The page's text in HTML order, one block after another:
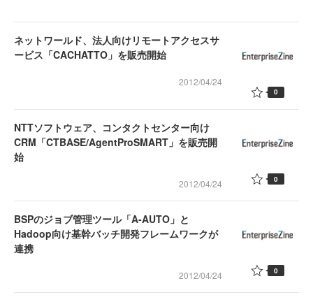
ネットワールド、法人向けリモートアクセスサ
ービス「CACHATTO」を販売開始
2012/04/24
0
NTTソフトウェア、コンタクトセンター向け
CRM「CTBASE/AgentProSMART」を販売開
始
2012/04/24 0
BSPのジョブ管理ツール「A-AUTO」と
Hadoop向け基幹バッチ開発フレームワークが
連携
2012/04/24 0